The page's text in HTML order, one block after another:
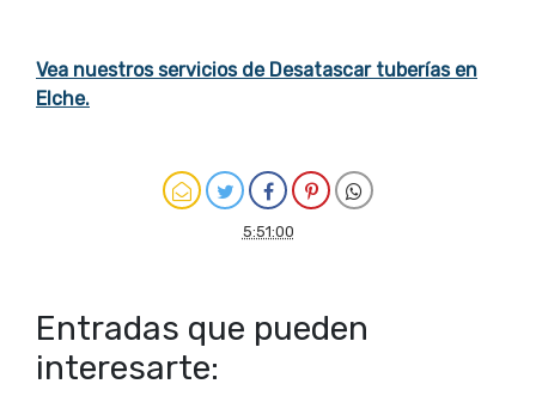
Vea nuestros servicios de Desatascar tuberías en
Elche.
5:51:00
Entradas que pueden
interesarte: